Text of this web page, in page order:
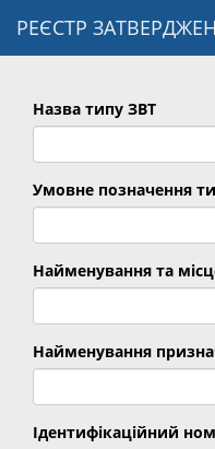
РЕЄСТР
Назва типу ЗВТ
Умовне позначення
Найменування та
Найменування
Ідентифікаційний